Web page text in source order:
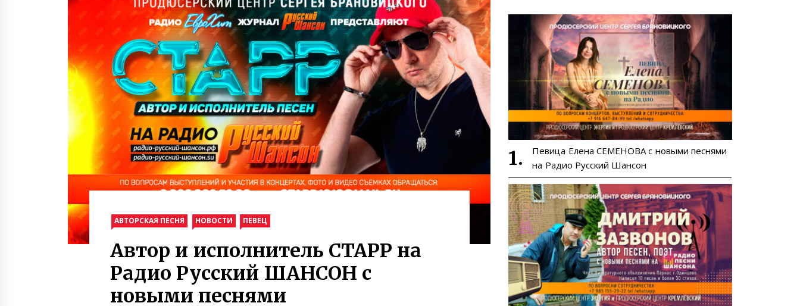
АВТОРСКАЯ ПЕСНЯ НОВОСТИ ПЕВЕЦ
Автор и исполнитель СТАРР на
Радио Русский ШАНСОН с
новыми песнями
Певица Елена СЕМЕНОВА с новыми песнями
на Радио Русский Шансон